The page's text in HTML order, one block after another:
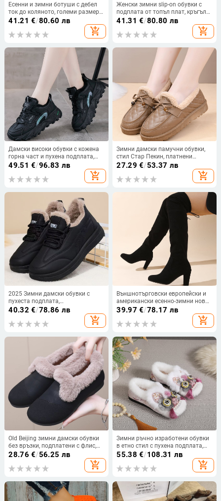
Есенни и зимни ботуши с дебел
ток до коляното, големи размери,
секси, външнотърговски, дамски,
европейски и американски,
велурени, трансгранични, с
41.21 €/80.60 лв
add_shopping_cart
Женски зимни slip-on обувки с
подплата от топъл плат, кръгъл
нос, нисък ток
41.31 €/80.80 лв
add_shopping_cart
Дамски високи обувки с кожена
горна част и пухена подплата,
зимни снежни ботуши, корейски
49.51 €/96.83 лв
add_shopping_cart
Зимни дамски памучни обувки,
стил Стар Пекин, платнени
обувки с подплата от флис и
удебелена мека подметка, без
връзки, едноцветни лофери
27.29 €/53.37 лв
add_shopping_cart
2025 Зимни дамски обувки с
пухеста подплата,
водоустойчива платформа и
дебела подметка, кръгла носка,
ежедневен стил
40.32 €/78.86 лв
add_shopping_cart
Външнотърговски европейски и
американски есенно-зимни нови
големи размери ботуши над
коляното с висок ток и остър
връх, чист цвят, дълги странични
еластични ботуши
39.97 €/78.17 лв
add_shopping_cart
Old Beijing зимни дамски обувки
без връзки, подплатени с флис,
топли и удобни, против
подхлъзване, снежни ботуши
28.76 €/56.25 лв
add_shopping_cart
Зимни ръчно изработени обувки
в етно стил с пухена подплата,
топли дамски памучни обувки с
бродерия в античен стил и мека
подметка
55.38 €/108.31 лв
add_shopping_cart